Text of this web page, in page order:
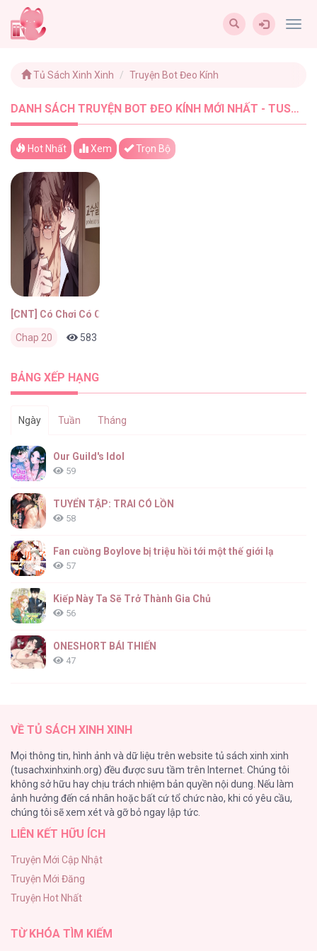
Tủ Sách Xinh Xinh Truyện Bot Đeo Kính
DANH SÁCH TRUYỆN BOT ĐEO KÍNH MỚI NHẤT - TUSACHXINHXINH (1)
Hot Nhất Xem Trọn Bộ
[CNT] Có Chơi Có Chịu
Chap 20 583
BẢNG XẾP HẠNG
Ngày Tuần Tháng
Our Guild's Idol
59
TUYỂN TẬP: TRAI CÓ LỒN
58
Fan cuồng Boylove bị triệu hồi tới một thế giới lạ
57
Kiếp Này Ta Sẽ Trở Thành Gia Chủ
56
ONESHORT BÁI THIẾN
47
36
Tuyển Tập Manhwa Ngắn Bạo Dăm
34
Khế Ước Hôn Nhân Của Mẹ Tôi
Bạn Của Em Trai
33
VỀ TỦ SÁCH XINH XINH
Mọi thông tin, hình ảnh và dữ liệu trên website tủ sách xinh xinh
(tusachxinhxinh.org) đều được sưu tầm trên Internet. Chúng tôi
không sở hữu hay chịu trách nhiệm bản quyền nội dung. Nếu làm
ảnh hưởng đến cá nhân hoặc bất cứ tổ chức nào, khi có yêu cầu,
chúng tôi sẽ xem xét và gỡ bỏ ngay lập tức.
LIÊN KẾT HỮU ÍCH
Truyện Mới Cập Nhật
Truyện Mới Đăng
Truyện Hot Nhất
TỪ KHÓA TÌM KIẾM